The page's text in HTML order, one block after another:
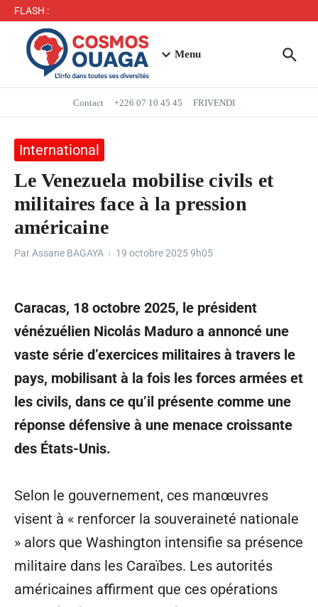
FLASH :
Mbappé entre dans l’histoire des Bleus
Menu
Contact +226 07 10 45 45 FRIVENDI
International
Le Venezuela mobilise civils et
militaires face à la pression
américaine
ParAssane BAGAYA 19 octobre 20259h05
Caracas, 18 octobre 2025, le président
vénézuélien Nicolás Maduro a annoncé une
vaste série d’exercices militaires à travers le
pays, mobilisant à la fois les forces armées et
les civils, dans ce qu’il présente comme une
réponse défensive à une menace croissante
des États-Unis.
Selon le gouvernement, ces manœuvres
visent à « renforcer la souveraineté nationale
» alors que Washington intensifie sa présence
militaire dans les Caraïbes. Les autorités
américaines affirment que ces opérations